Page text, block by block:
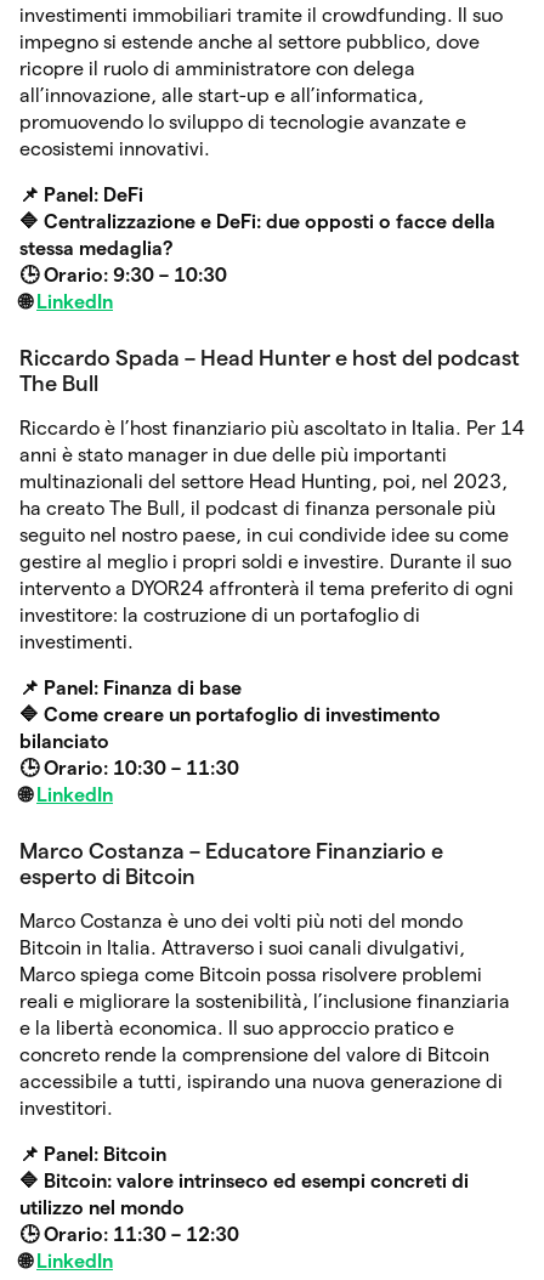
investimenti immobiliari tramite il crowdfunding. Il suo
impegno si estende anche al settore pubblico, dove
ricopre il ruolo di amministratore con delega
all’innovazione, alle start-up e all’informatica,
promuovendo lo sviluppo di tecnologie avanzate e
ecosistemi innovativi.
📌 Panel: DeFi
🔷 Centralizzazione e DeFi: due opposti o facce della
stessa medaglia?
🕒 Orario: 9:30 – 10:30
🌐 LinkedIn
Riccardo Spada⁠ – Head Hunter e host del podcast
The Bull
Riccardo è l’host finanziario più ascoltato in Italia. Per 14
anni è stato manager in due delle più importanti
multinazionali del settore Head Hunting, poi, nel 2023,
ha creato The Bull, il podcast di finanza personale più
seguito nel nostro paese, in cui condivide idee su come
gestire al meglio i propri soldi e investire. Durante il suo
intervento a DYOR24 affronterà il tema preferito di ogni
investitore: la costruzione di un portafoglio di
investimenti.
📌 Panel: Finanza di base
🔷 Come creare un portafoglio di investimento
bilanciato
🕒 Orario: 10:30 – 11:30
🌐 LinkedIn
Marco Costanza – Educatore Finanziario e
esperto di Bitcoin
Marco Costanza è uno dei volti più noti del mondo
Bitcoin in Italia. Attraverso i suoi canali divulgativi,
Marco spiega come Bitcoin possa risolvere problemi
reali e migliorare la sostenibilità, l’inclusione finanziaria
e la libertà economica. Il suo approccio pratico e
concreto rende la comprensione del valore di Bitcoin
accessibile a tutti, ispirando una nuova generazione di
investitori.
📌 Panel: Bitcoin
🔷 Bitcoin: valore intrinseco ed esempi concreti di
utilizzo nel mondo
🕒 Orario: 11:30 – 12:30
🌐 LinkedIn